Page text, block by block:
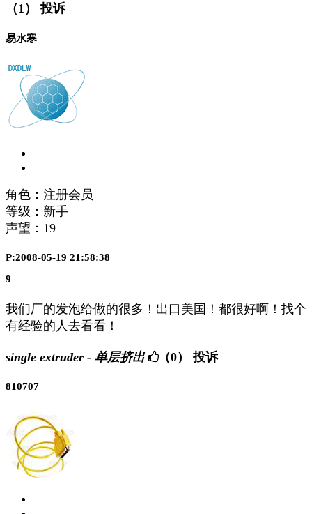
（1）
投诉
易水寒
角色：注册会员
等级：新手
声望： 19
P:2008-05-19 21:58:38
9
我们厂的发泡给做的很多！出口美国！都很好啊！找个
有经验的人去看看！
single extruder - 单层挤出 （0） 投诉
810707